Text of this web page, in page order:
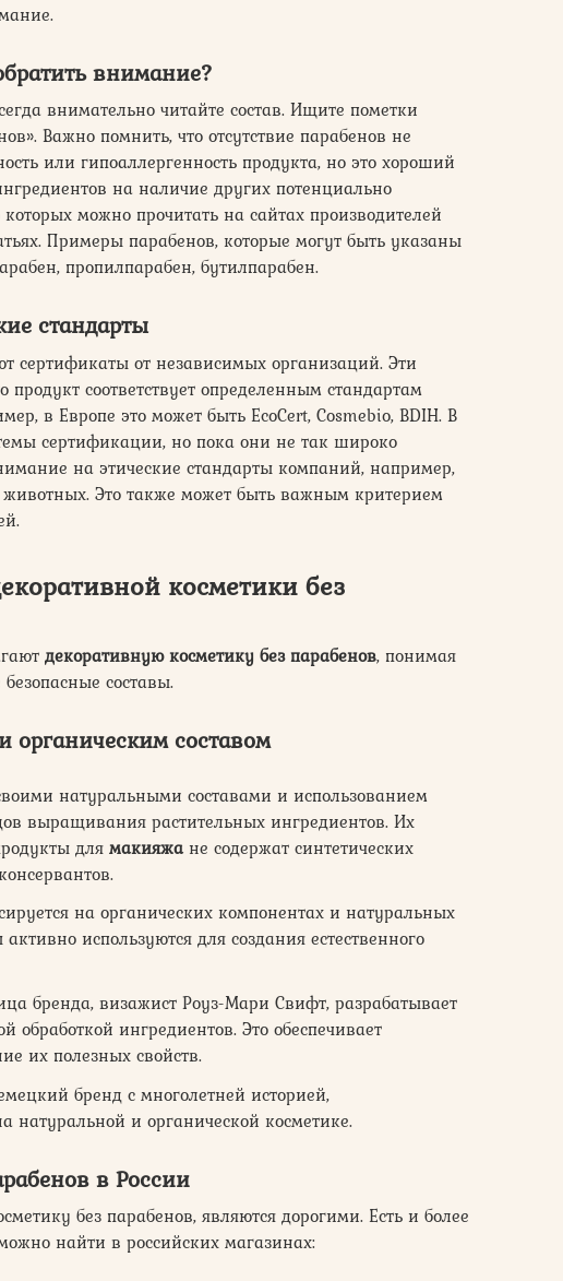
внимание?
внимательно читайте состав. Ищите пометки
Важно помнить, что отсутствие парабенов не
или гипоаллергенность продукта, но это хороший
на наличие других потенциально
можно прочитать на сайтах производителей
Примеры парабенов, которые могут быть указаны
пропилпарабен, бутилпарабен.
стандарты
сертификаты от независимых организаций. Эти
соответствует определенным стандартам
в Европе это может быть EcoCert, Cosmebio, BDIH. В
сертификации, но пока они не так широко
на этические стандарты компаний, например,
животных. Это также может быть важным критерием
косметики без
декоративную косметику без парабенов, понимая
составы.
составом
натуральными составами и использованием
выращивания растительных ингредиентов. Их
для макияжа не содержат синтетических
на органических компонентах и натуральных
используются для создания естественного
бренда, визажист Роуз-Мари Свифт, разрабатывает
ингредиентов. Это обеспечивает
их полезных свойств.
бренд с многолетней историей,
и органической косметике.
в России
без парабенов, являются дорогими. Есть и более
найти в российских магазинах: